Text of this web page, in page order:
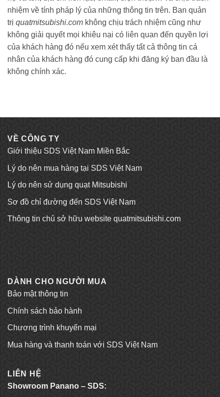
nhiệm về tính pháp lý của những thông tin trên. Ban quản
trị quatmitsubishi.com không chịu trách nhiệm cũng như
không giải quyết mọi khiêu nại có liên quan đến quyền lợi
của khách hàng đó nếu xem xét thấy tất cả thông tin cá
nhân của khách hàng đó cung cấp khi đăng ký ban đầu là
không chính xác.
VỀ CÔNG TY
Giới thiệu SDS Việt Nam Miền Bắc
Lý do nên mua hàng tại SDS Việt Nam
Lý do nên sử dụng quạt Mitsubishi
Sơ đồ chỉ đường đến SDS Việt Nam
Thông tin chủ sở hữu website quatmitsubishi.com
DÀNH CHO NGƯỜI MUA
Bảo mật thông tin
Chính sách bảo hành
Chương trình khuyến mại
Mua hàng và thanh toán với SDS Việt Nam
LIÊN HỆ
Showroom Panano – SDS: